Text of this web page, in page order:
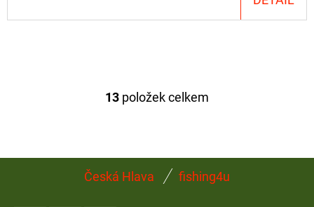
O
Á
D
13 položek celkem
Česká Hlava fishing4u